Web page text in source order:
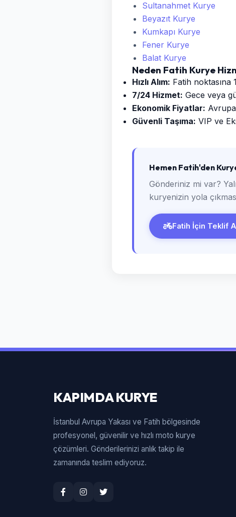
Sultanahmet Kurye
Beyazıt Kurye
Kumkapı Kurye
Fener Kurye
Balat Kurye
Neden Fatih Kurye
Hızlı Alım: Fatih noktasına
7/24 Hizmet: Gece veya
Ekonomik Fiyatlar:
Güvenli Taşıma: VIP ve
Hemen Fatih'den
Gönderiniz mi var?
kuryenizin yola
Fatih İçin Teklif
KAPIMDA KURYE
İstanbul Avrupa Yakası ve Fatih bölgesinde
profesyonel, güvenilir ve hızlı moto kurye
çözümleri. Gönderilerinizi anlık takip ile
zamanında teslim ediyoruz.